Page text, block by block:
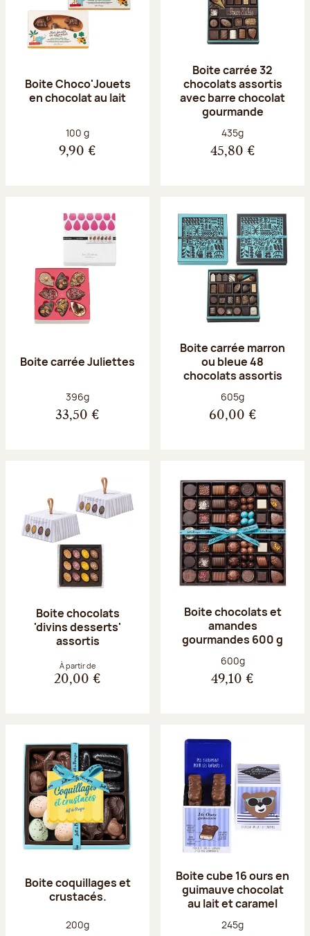
Boite Choco'Jouets
en chocolat au lait
Poids net :
100 g
9,90 €
Boite carrée 32
chocolats assortis
avec barre chocolat
gourmande
Poids net :
435g
45,80 €
Boite carrée Juliettes
Poids net :
396g
33,50 €
Boite carrée marron
ou bleue 48
chocolats assortis
Poids net :
605g
60,00 €
Boite chocolats
'divins desserts'
assortis
À partir de
20,00 €
Boite chocolats et
amandes
gourmandes 600 g
Poids net :
600g
49,10 €
Boite coquillages et
crustacés.
Poids net :
200g
Boite cube 16 ours en
guimauve chocolat
au lait et caramel
Poids net :
245g